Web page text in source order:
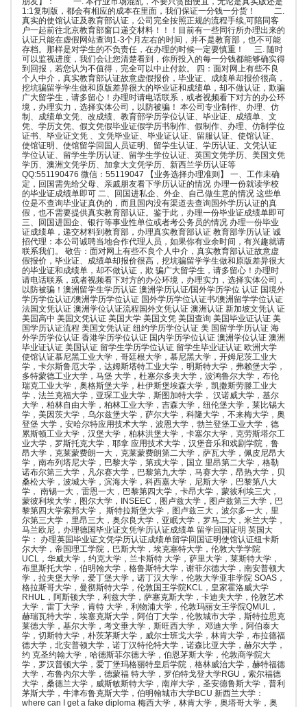
1:1复制版，都会有相应的成本在里面，我们保证一分钱一分货！ 二.
真实的使馆认证及教育部认证，公司完全按照正规的流程手续,可陪同客
户一起前往北京教育部窗口递交材料！！！目前有一些同行所办理出来的
认证只能在虚假网站查询1-3个月左右的时间，并不是教育部，也不可能
存档。那样是对学生的不负责任，在办理的时候一定要慎重！ 三. 随时
可以监视进度，我们会让您清楚看到，你所投入的每一分钱都能够确实得
到回报，若您认为不值得，完全可以中止付款。 四：面对网上有些不良
个人中介，真实教育部认证故意虚假报价，毕业证、成绩单却报价很高，
挖坑骗留学学生做和原版差异很大的毕业证和成绩单，却不做认证，欺骗
广大留学生，请多留心！办理时请电话联系，或者视频看下对方的办公环
境，办理实力，选择实体公司，以防被骗！ 本公司专业制作、办理、仿
制、成绩单文凭、改成绩、教育部学历学位认证、毕业证、成绩单、文
凭、学历文凭、假文凭假毕业证假学历书制作、假制作、办理、仿制学位
证书、毕业证文凭 、文凭毕业证、毕业证认证、留服认证、使馆认证、
使馆证明、使馆留学回国人员证明、留学生认证、学历认证、文凭认证
学位认证、留学生学历认证、留学生学位认证、英国文凭学历、美国文凭
学历、澳洲文凭学历、加拿大文凭学历、新西兰学历认证等
QQ:551190476 微信：55119047 【业务选择办理准则】 一、工作未确
定，回国需先给父母、亲戚朋友看下学历认证的情况 办理一份就读学校
的毕业证成绩单即可 二、回国进私企、外企、自己做生意的情况 这些单
位是不查询毕业证真伪的，而且国内没有渠道去查询国外学历认证的真
假，也不需要提供真实教育部认证。鉴于此，办理一份毕业证成绩单即可
三、回国进国企、银行等事业性单位或者考公务员的情况 办理一份毕业
证成绩单，递交材料到教育部，办理真实教育部认证 教育部学历认证 诚
招代理：本公司诚聘当地合作代理人员，如果你有业余时间，有兴趣就请
联系我们。 敬告：面对网上有些不良个人中介，真实教育部认证故意虚
假报价，毕业证、成绩单却报价很高，挖坑骗留学学生做和原版差异很大
的毕业证和成绩单，却不做认证，欺 骗广大留学生，请多留心！办理时
请电话联系，或者视频看下对方的办公环境，办理实力，选择实体公司，
以防被骗！澳洲留学生学历认证 澳洲学历认证/国外学历学位 认证 国境外
学历学位认证/澳洲学历学位认证 国外学历学位认证书/澳洲留学学位认证
法国文凭认证 澳洲学位认证流程国外文凭认证 澳洲认证 新加坡文凭认 证
美国高中 美国文凭认证 美国大学 美国文凭 美国查询 美国毕业证认证 美
国学历认证流程 美国文凭认证 纽约学历学位认证 美 国留学学历认证 海
外学历学位认证 香港学历学位认证 国内学历学位认证 澳洲学位认证 澳洲
毕业证认证 美国认证 留学生学历学位认证 留学生毕业证认证 欧洲大学
使馆认证慕尼黑工业大学，哥廷根大学，慕尼黑大学，开姆尼茨工业大
学，卡尔斯鲁厄大学，达姆斯塔特工业大学，明斯特大学，弗赖堡大学，
多特蒙德工业大学，马堡 大学，杜塞尔多夫大学，波鸿鲁尔大学，布伦
瑞克工业大学，奥格斯堡大学，杜伊斯堡埃森大学，凯撒斯劳滕工业大
学，法兰克福大学，亚琛工业大学，斯图加特大学， 汉诺威大学，基尔
大学，柏林自由大学，柏林工业大学，吉森大学，纽伦堡大学，莱比锡大
学，美因茨大学，乌尔兹堡大学，萨尔大学，科隆大学，不来梅大学，奥
登堡 大学，安哈尔特应用技术大学，波恩大学，勃兰登堡工业大学，德
累斯顿工业大学，汉堡大学，柏林洪堡大学，卡塞尔大学，克劳斯塔尔工
业大学，罗斯托克大学，耶拿 应用技术大学，汉堡音乐和戏剧学院，鲁
昂大学，克莱蒙费朗一大，克莱蒙费朗第二大学，萨瓦大学，佩皮尼昂大
学，南布列塔尼大学，巴黎大学，第戎大学，国立 里昂第二大学，格勒
诺布尔第三大学，凡尔赛大学，巴黎第九大学，马赛大学，昂热大学，贝
桑松大学，波城大学，滨海大学，科西嘉大学，尼斯大学，巴黎第八大
学， 南锡一大，雷恩一大，巴黎第四大学，卡昂大学，蒙彼利埃三大，
蒙彼利埃大学，图尔大学，INSEEC，图卢兹大学，图卢兹第三大学，巴
黎第四大学索邦大学， 斯特拉斯堡大学，图卢兹三大，波尔多一大，里
尔第三大学，里昂三大，奥尔良大学，亚眠大学，罗马二大，米兰大学，
马兰欧尼，办理德国毕业证文凭学历认证成绩单 留学回国证明 英国大
学： 办理英国毕业证文凭学历认证成绩单留学回国证明使馆认证纽卡斯
尔大学，帝国理工学院，巴斯大学，埃克塞特大学，伦敦大学学院
UCL，华威大学，约克大学，兰卡斯特 大学，萨里大学，莱斯特大学，
布里斯托大学，伯明翰大学，格鲁斯特大学，谢菲尔德大学，南安普顿大
学，拉夫堡大学，爱丁堡大学，诺丁汉大学，伦敦大学亚非学院 SOAS，
格拉斯哥大学，曼彻斯特大学，伦敦国王学院KCL，皇家霍洛威大学
RHUL，阿斯顿大学，利兹大学，萨塞克斯大学，卡迪夫大学，伦敦艺术
大学，雷丁大学，肯特 大学，利物浦大学，伦敦玛丽女王学院QMUL，
赫瑞瓦特大学，埃塞克斯大学，阿伯丁大学，伦敦城市大学，斯特拉思克
莱德大学，基尔大学，考文垂大学，斯旺西大学， 邓迪大学，阿伯泰大
学，切斯特大学，朴茨茅斯大学，威尔士班戈大学，林肯大学，布拉德福
德大学，北安普顿大学，诺丁汉特伦特大学，诺森比亚大学，赫尔大学，
约 克圣约翰大学，哈德斯菲尔德大学，伯恩茅斯大学，伦敦商学院大
学，罗汉普顿大学，爱丁堡玛格丽特皇后学院，格林威治大学，赫特福德
大学，布鲁内尔大学，德蒙福 特大学，罗伯特戈登大学RGU，索尔福德
大学，桑德兰大学，威斯敏斯特大学，南岸大学，圣安德鲁斯大学，普利
茅斯大学，牛津布鲁克斯大学，伯明翰城市大学BCU 新西兰大学：
where can I get a fake diploma 梅西大学，林肯大学，奥塔哥大学，奥